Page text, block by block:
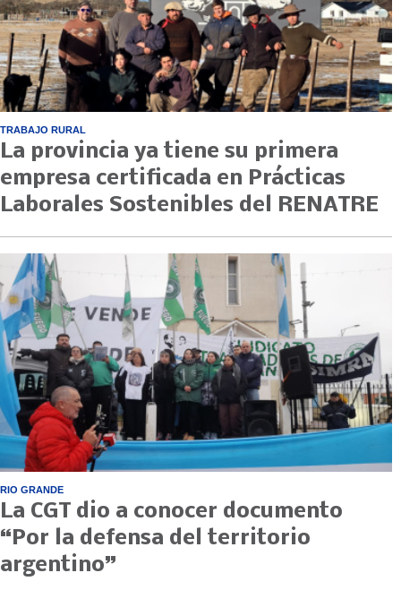
TRABAJO RURAL
La provincia ya tiene su primera
empresa certificada en Prácticas
Laborales Sostenibles del RENATRE
RIO GRANDE
La CGT dio a conocer documento
“Por la defensa del territorio
argentino”